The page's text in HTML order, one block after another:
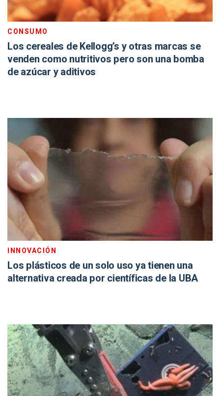
CONSUMO
Los cereales de Kellogg’s y otras marcas se
venden como nutritivos pero son una bomba
de azúcar y aditivos
INNOVACIÓN
Los plásticos de un solo uso ya tienen una
alternativa creada por científicas de la UBA